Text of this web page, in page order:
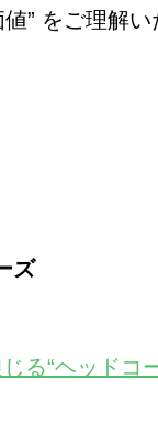
” をご理解
ズ
る“ヘッドコ